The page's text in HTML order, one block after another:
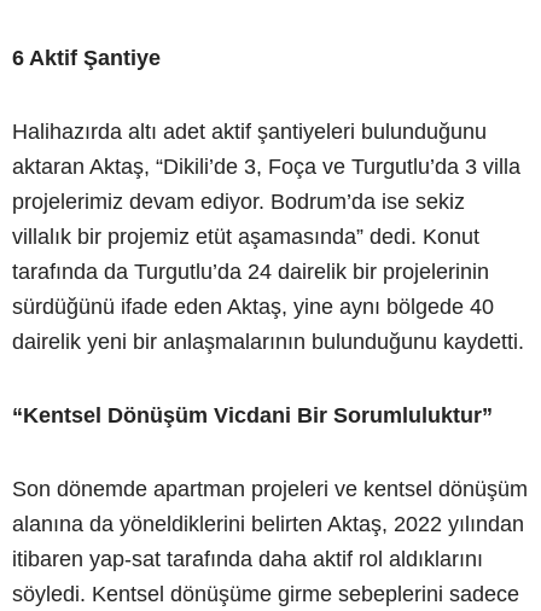
6 Aktif Şantiye
Halihazırda altı adet aktif şantiyeleri bulunduğunu
aktaran Aktaş, “Dikili’de 3, Foça ve Turgutlu’da 3 villa
projelerimiz devam ediyor. Bodrum’da ise sekiz
villalık bir projemiz etüt aşamasında” dedi. Konut
tarafında da Turgutlu’da 24 dairelik bir projelerinin
sürdüğünü ifade eden Aktaş, yine aynı bölgede 40
dairelik yeni bir anlaşmalarının bulunduğunu kaydetti.
“Kentsel Dönüşüm Vicdani Bir Sorumluluktur”
Son dönemde apartman projeleri ve kentsel dönüşüm
alanına da yöneldiklerini belirten Aktaş, 2022 yılından
itibaren yap-sat tarafında daha aktif rol aldıklarını
söyledi. Kentsel dönüşüme girme sebeplerini sadece